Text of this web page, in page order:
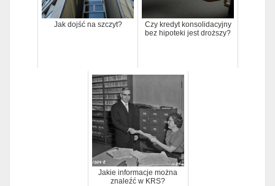
Jak dojść na szczyt?
Czy kredyt konsolidacyjny
bez hipoteki jest droższy?
Jakie informacje można
znaleźć w KRS?